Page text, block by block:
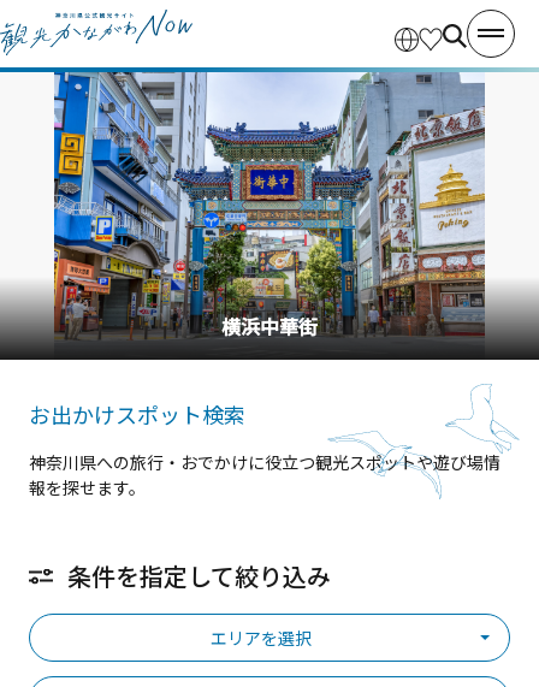
横浜中華街
お出かけスポット検索
神奈川県への旅行・おでかけに役立つ観光スポットや遊び場情
報を探せます。
条件を指定して絞り込み
エリアを選択